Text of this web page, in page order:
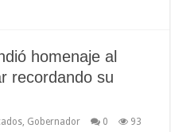
homenaje al
recordando su
, Gobernador 0 93